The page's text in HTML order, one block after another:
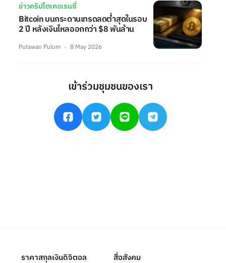
ข่าวคริปโตเคอเรนซี่
Bitcoin บนกระดานเทรดลดต่ำสุดในรอบ
2 ปี หลังเงินไหลออกกว่า $8 พันล้าน
Putawan Pulom 8 May 2026
เข้าร่วมชุมชนของเรา
ราคาสกุลเงินดิจิตอล สื่อสังคม